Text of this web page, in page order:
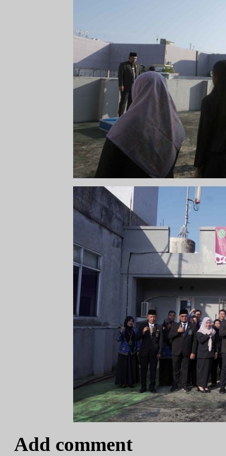
Add comment